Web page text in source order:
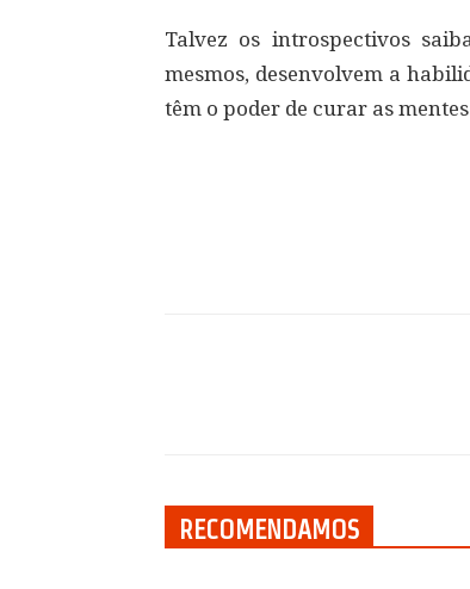
Talvez os introspectivos
mesmos, desenvolvem a
têm o poder de curar as
RECOMENDAMOS